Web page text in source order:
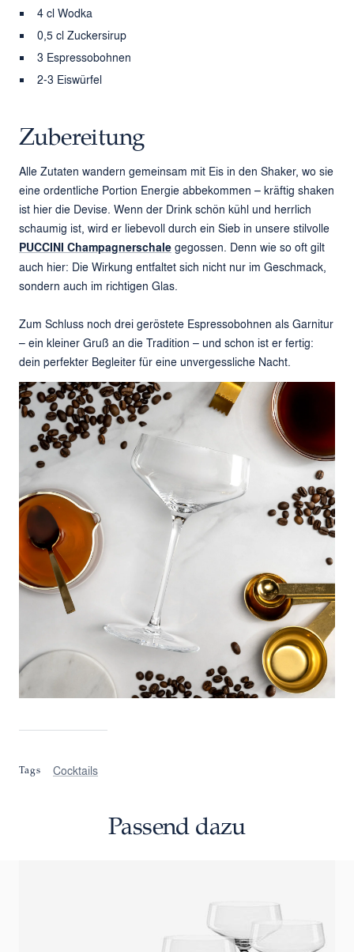
Tags Cocktails
4 cl Wodka
0,5 cl Zuckersirup
3 Espressobohnen
2-3 Eiswürfel
Zubereitung
Alle Zutaten wandern gemeinsam mit Eis in den Shaker, wo sie
eine ordentliche Portion Energie abbekommen – kräftig shaken
ist hier die Devise. Wenn der Drink schön kühl und herrlich
schaumig ist, wird er liebevoll durch ein Sieb in unsere stilvolle
PUCCINI Champagnerschale gegossen. Denn wie so oft gilt
auch hier: Die Wirkung entfaltet sich nicht nur im Geschmack,
sondern auch im richtigen Glas.
Zum Schluss noch drei geröstete Espressobohnen als Garnitur
– ein kleiner Gruß an die Tradition – und schon ist er fertig:
dein perfekter Begleiter für eine unvergessliche Nacht.
Passend dazu